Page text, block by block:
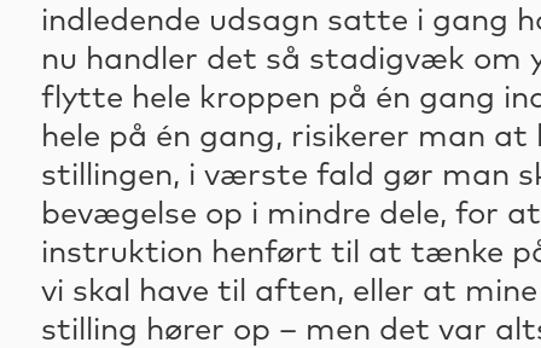
indledende udsagn satte i gang
nu handler det så stadigvæk om
flytte hele kroppen på én gang
hele på én gang, risikerer man
stillingen, i værste fald gør man
bevægelse op i mindre dele, for
instruktion henført til at tænke
vi skal have til aften, eller at
stilling hører op – men det var